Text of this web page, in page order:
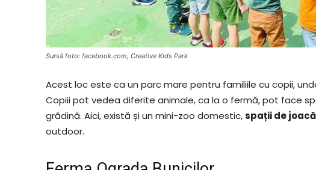
Sursă foto: facebook.com, Creative Kids Park
Acest loc este ca un parc mare pentru familiile cu copii,
Copiii pot vedea diferite animale, ca la o fermă, pot face
grădină. Aici, există și un mini-zoo domestic,spații de joacă
outdoor.